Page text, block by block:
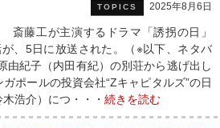
TOPICS 2025年8月6日
斎藤工が主演するドラマ「誘拐の日」
が、5日に放送された。（※以下、ネタバ
紀子（内田有紀）の別荘から逃げ出し
ポールの投資会社“Zキャピタルズ”の日
浩介）につ・・・ 続きを読む